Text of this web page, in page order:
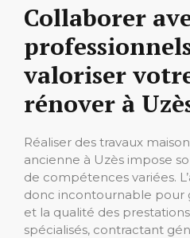
Collaborer
valoriser
rénover à
Réaliser des travaux
ancienne à Uzès impose
de compétences variées.
donc incontournable pour
et la qualité des
spécialisés, contractant